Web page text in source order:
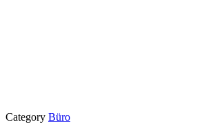
Category Büro